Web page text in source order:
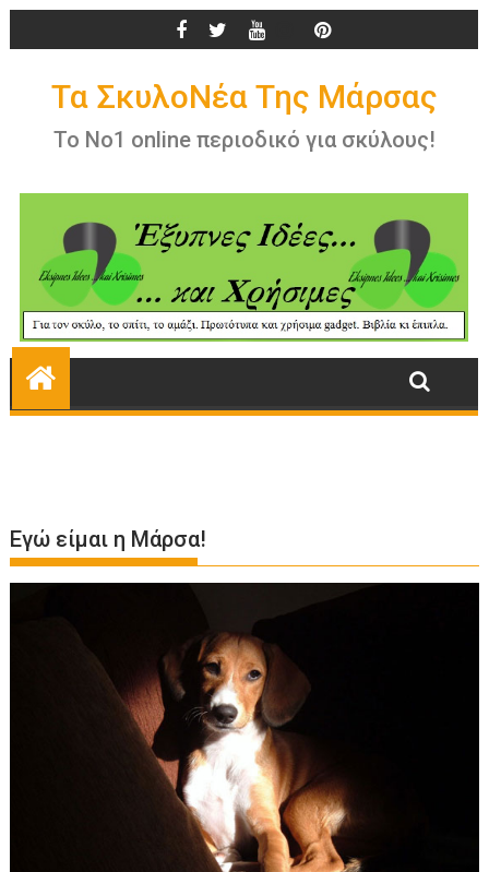
Εγώ είμαι η Μάρσα!